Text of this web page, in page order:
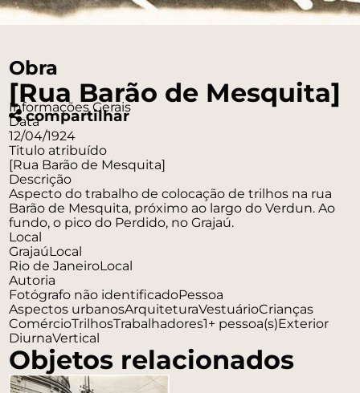
Obra
[Rua Barão de Mesquita]
compartilhar
Informações Gerais
Data
12/04/1924
Titulo atribuído
[Rua Barão de Mesquita]
Descrição
Aspecto do trabalho de colocação de trilhos na rua
Barão de Mesquita, próximo ao largo do Verdun. Ao
fundo, o pico do Perdido, no Grajaú.
Local
GrajaúLocal
Rio de JaneiroLocal
Autoria
Fotógrafo não identificadoPessoa
Aspectos urbanosArquiteturaVestuárioCrianças
ComércioTrilhosTrabalhadores1+ pessoa(s)Exterior
DiurnaVertical
Objetos relacionados